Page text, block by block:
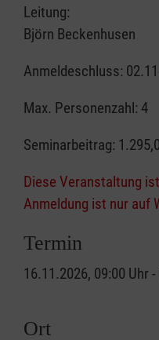
Leitung:
Björn Beckenhusen
Anmeldeschluss:
Max. Personenzahl: 4
Seminarbeitrag:
Diese Veranstaltung
Anmeldung ist nur auf
Termin
16.11.2026, 09:00 Uhr
Ort